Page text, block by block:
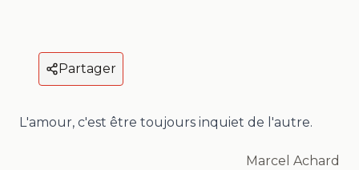
Partager
L'amour, c'est être toujours inquiet de l'autre.
Marcel Achard